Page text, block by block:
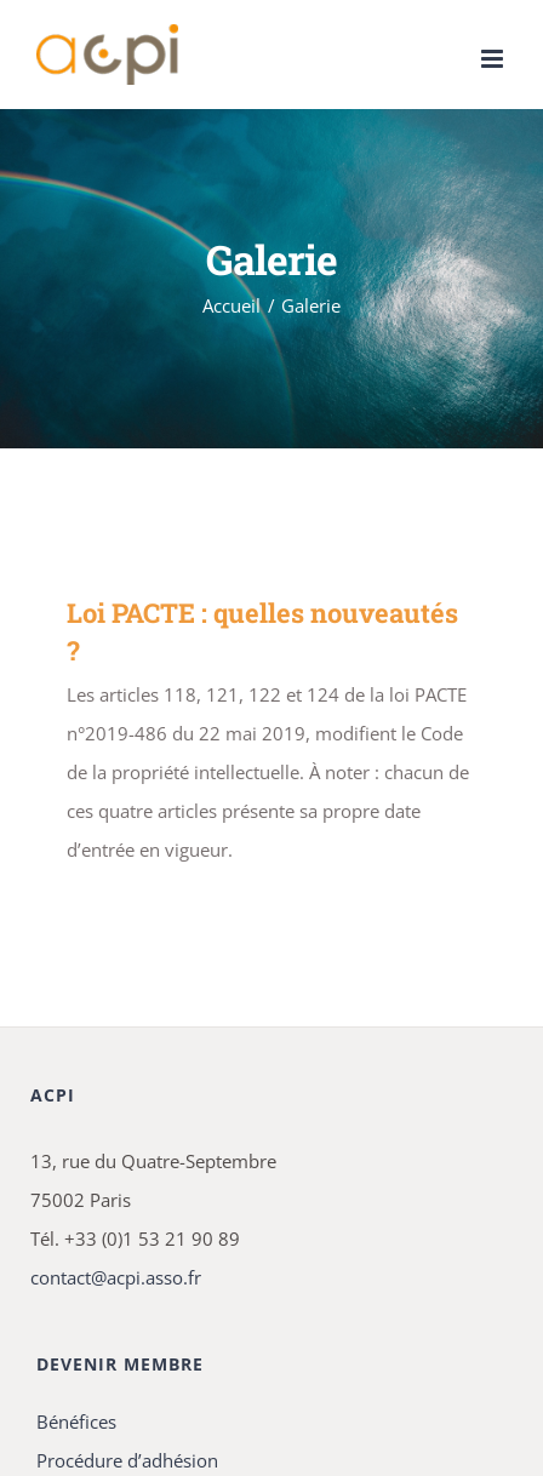
Galerie
Accueil Galerie
Loi PACTE : quelles nouveautés
?
Les articles 118, 121, 122 et 124 de la loi PACTE
n°2019-486 du 22 mai 2019, modifient le Code
de la propriété intellectuelle. À noter : chacun de
ces quatre articles présente sa propre date
d’entrée en vigueur.
ACPI
13, rue du Quatre-Septembre
75002 Paris
Tél. +33 (0)1 53 21 90 89
contact@acpi.asso.fr
DEVENIR MEMBRE
Bénéfices
Procédure d’adhésion